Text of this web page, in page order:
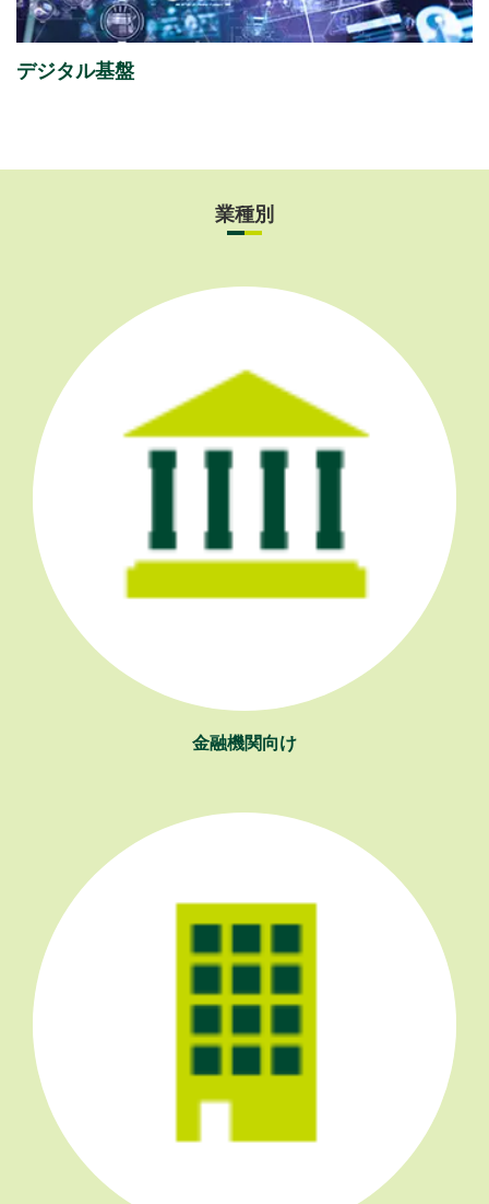
Day 2026」
出展のご案内
デジタル基盤
業種別
金融機関向け